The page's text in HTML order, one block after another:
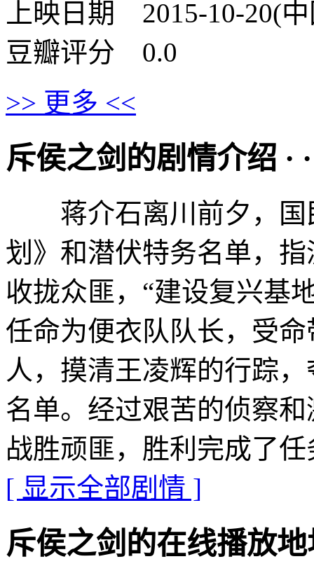
上映日期 2015-10-20(
豆瓣评分 0.0
>> 更多 <<
斥侯之剑的剧情介绍 · ·
蒋介石离川前夕，国
划》和潜伏特务名单，
收拢众匪，“建设复兴基
任命为便衣队队长，受
人，摸清王凌辉的行踪
名单。经过艰苦的侦察
战胜顽匪，胜利完成了任
[ 显示全部剧情 ]
斥侯之剑的在线播放地